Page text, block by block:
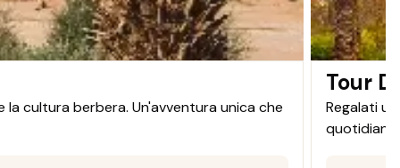
cultura berbera. Un'avventura unica che
Tour
Regalati
quotidiano